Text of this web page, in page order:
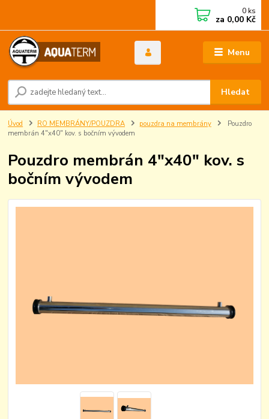
Menu
Hledat
0 ks
za 0,00 Kč
Úvod RO MEMBRÁNY/POUZDRA pouzdra na membrány
Pouzdro
membrán 4"x40" kov. s bočním vývodem
Pouzdro membrán 4"x40" kov. s
bočním vývodem